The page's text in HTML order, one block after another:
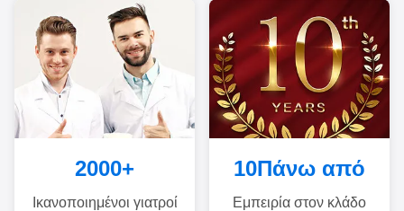
2000+
Ικανοποιημένοι γιατροί
10Πάνω από
Εμπειρία στον κλάδο